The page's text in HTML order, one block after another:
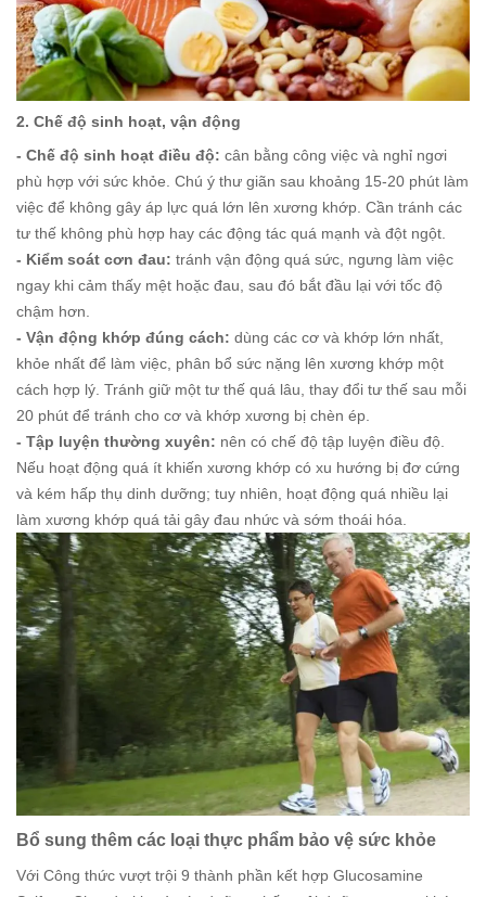
2. Chế độ sinh hoạt, vận động
- Chế độ sinh hoạt điều độ: cân bằng công việc và nghỉ ngơi
phù hợp với sức khỏe. Chú ý thư giãn sau khoảng 15-20 phút làm
việc để không gây áp lực quá lớn lên xương khớp. Cần tránh các
tư thế không phù hợp hay các động tác quá mạnh và đột ngột.
- Kiểm soát cơn đau: tránh vận động quá sức, ngưng làm việc
ngay khi cảm thấy mệt hoặc đau, sau đó bắt đầu lại với tốc độ
chậm hơn.
- Vận động khớp đúng cách: dùng các cơ và khớp lớn nhất,
khỏe nhất để làm việc, phân bổ sức nặng lên xương khớp một
cách hợp lý. Tránh giữ một tư thế quá lâu, thay đổi tư thế sau mỗi
20 phút để tránh cho cơ và khớp xương bị chèn ép.
- Tập luyện thường xuyên: nên có chế độ tập luyện điều độ.
Nếu hoạt động quá ít khiến xương khớp có xu hướng bị đơ cứng
và kém hấp thụ dinh dưỡng; tuy nhiên, hoạt động quá nhiều lại
làm xương khớp quá tải gây đau nhức và sớm thoái hóa.
Bổ sung thêm các loại thực phẩm bảo vệ sức khỏe
Với Công thức vượt trội 9 thành phần kết hợp Glucosamine